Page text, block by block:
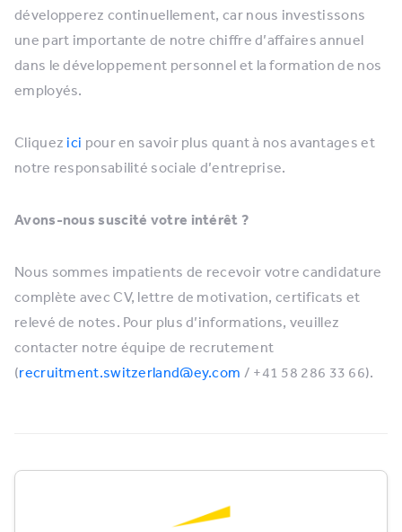
développerez continuellement, car nous investissons
une part importante de notre chiffre d’affaires annuel
dans le développement personnel et la formation de nos
employés.
Cliquez ici pour en savoir plus quant à nos avantages et
notre responsabilité sociale d’entreprise.
Avons-nous suscité votre intérêt ?
Nous sommes impatients de recevoir votre candidature
complète avec CV, lettre de motivation, certificats et
relevé de notes. Pour plus d’informations, veuillez
contacter notre équipe de recrutement
(recruitment.switzerland@ey.com / +41 58 286 33 66).